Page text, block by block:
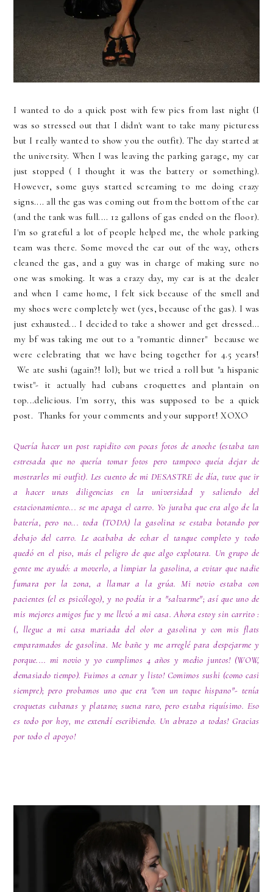
I wanted to do a quick post with few pics from last night (I
was so stressed out that I didn't want to take many picturess
but I really wanted to show you the outfit). The day started at
the university. When I was leaving the parking garage, my car
just stopped ( I thought it was the battery or something).
However, some guys started screaming to me doing crazy
signs.... all the gas was coming out from the bottom of the car
(and the tank was full.... 12 gallons of gas ended on the floor).
I'm so grateful a lot of people helped me, the whole parking
team was there. Some moved the car out of the way, others
cleaned the gas, and a guy was in charge of making sure no
one was smoking. It was a crazy day, my car is at the dealer
and when I came home, I felt sick because of the smell and
my shoes were completely wet (yes, because of the gas). I was
just exhausted... I decided to take a shower and get dressed...
my bf was taking me out to a "romantic dinner" because we
were celebrating that we have being together for 4.5 years!
We ate sushi (again?! lol); but we tried a roll but "a hispanic
twist"- it actually had cubans croquettes and plantain on
top...delicious. I'm sorry, this was supposed to be a quick
post. Thanks for your comments and your support! XOXO
Quería hacer un post rapidito con pocas fotos de anoche (estaba tan
estresada que no quería tomar fotos pero tampoco queía dejar de
mostrarles mi outfit). Les cuento de mi DESASTRE de día, tuve que ir
a hacer unas diligencias en la universidad y saliendo del
estacionamiento... se me apaga el carro. Yo juraba que era algo de la
batería, pero no... toda (TODA) la gasolina se estaba botando por
debajo del carro. Le acababa de echar el tanque completo y todo
quedó en el piso, más el peligro de que algo explotara. Un grupo de
gente me ayudó: a moverlo, a limpiar la gasolina, a evitar que nadie
fumara por la zona, a llamar a la grúa. Mi novio estaba con
pacientes (el es psicólogo), y no podía ir a "salvarme"; así que uno de
mis mejores amigos fue y me llevó a mi casa. Ahora estoy sin carrito :
(, llegue a mi casa mariada del olor a gasolina y con mis flats
emparamados de gasolina. Me bañe y me arreglé para despejarme y
porque.... mi novio y yo cumplimos 4 años y medio juntos! (WOW,
demasiado tiempo). Fuimos a cenar y listo! Comimos sushi (como casi
siempre); pero probamos uno que era "con un toque hispano"- tenía
croquetas cubanas y platano; suena raro, pero estaba riquísimo. Eso
es todo por hoy, me extendí escribiendo. Un abrazo a todas! Gracias
por todo el apoyo!